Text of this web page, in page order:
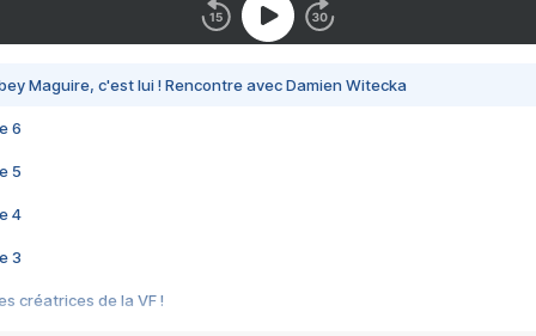
Maguire, c'est lui ! Rencontre avec Damien Witecka
6
5
4
3
créatrices de la VF !